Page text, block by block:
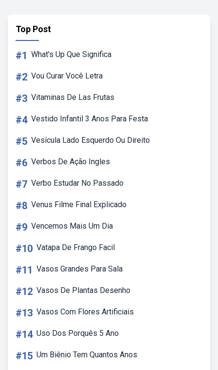
Top Post
#1 What's Up Que Significa
#2 Vou Curar Você Letra
#3 Vitaminas De Las Frutas
#4 Vestido Infantil 3 Anos Para Festa
#5 Vesícula Lado Esquerdo Ou Direito
#6 Verbos De Ação Ingles
#7 Verbo Estudar No Passado
#8 Venus Filme Final Explicado
#9 Vencemos Mais Um Dia
#10 Vatapa De Frango Facil
#11 Vasos Grandes Para Sala
#12 Vasos De Plantas Desenho
#13 Vasos Com Flores Artificiais
#14 Uso Dos Porquês 5 Ano
#15 Um Biênio Tem Quantos Anos